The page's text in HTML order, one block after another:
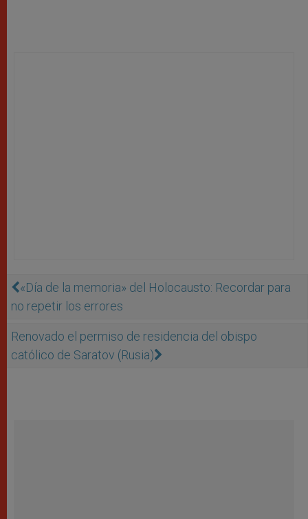
«Día de la memoria» del Holocausto: Recordar para
no repetir los errores
Renovado el permiso de residencia del obispo
católico de Saratov (Rusia)